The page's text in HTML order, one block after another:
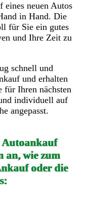
eines neuen Autos
in Hand. Die
für Sie ein gutes
und Ihre Zeit zu
schnell und
und erhalten
für Ihren nächsten
individuell auf
angepasst.
Autoankauf
an, wie zum
oder die